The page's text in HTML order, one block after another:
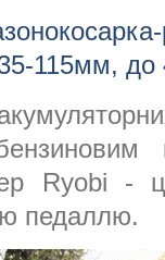
115мм, до
Ryobi -
педаллю.